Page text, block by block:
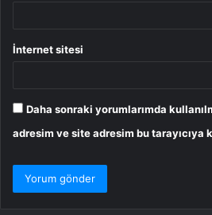
İnternet sitesi
Daha sonraki yorumlarımda
adresim ve site adresim bu tarayıcıya